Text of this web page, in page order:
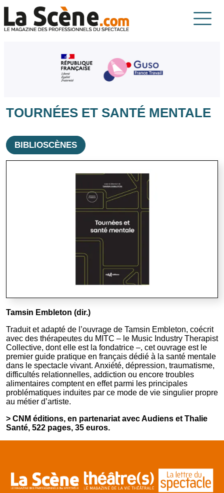
TOURNÉES ET SANTÉ MENTALE
BIBLIOSCÈNES
Tamsin Embleton (dir.)
Traduit et adapté de l’ouvrage de Tamsin Embleton, coécrit
avec des thérapeutes du MITC – le Music Industry Therapist
Collective, dont elle est la fondatrice –, cet ouvrage est le
premier guide pratique en français dédié à la santé mentale
dans le spectacle vivant. Anxiété, dépression, traumatisme,
difficultés relationnelles, addiction ou encore troubles
alimentaires comptent en effet parmi les principales
problématiques induites par ce mode de vie singulier propre
au métier d’artiste.
> CNM éditions, en partenariat avec Audiens et Thalie
Santé, 522 pages, 35 euros.